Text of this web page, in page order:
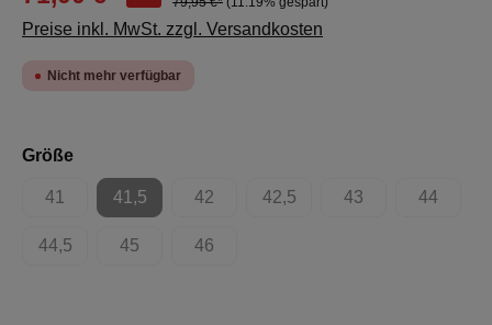
Preise inkl. MwSt. zzgl. Versandkosten
Nicht mehr verfügbar
Größeauswählen
41
(Diese Option ist zurzeit nicht verfügbar.)
41,5
(Diese Option ist zurzeit nicht verfügbar.)
42
(Diese Option ist zurzeit nicht verfügbar.)
42,5
(Diese Option ist zurzeit nicht
43
(Diese Option ist
44
(Diese
44,5
(Diese Option ist zurzeit nicht verfügbar.)
45
(Diese Option ist zurzeit nicht verfügbar.)
46
(Diese Option ist zurzeit nicht verfügbar.)